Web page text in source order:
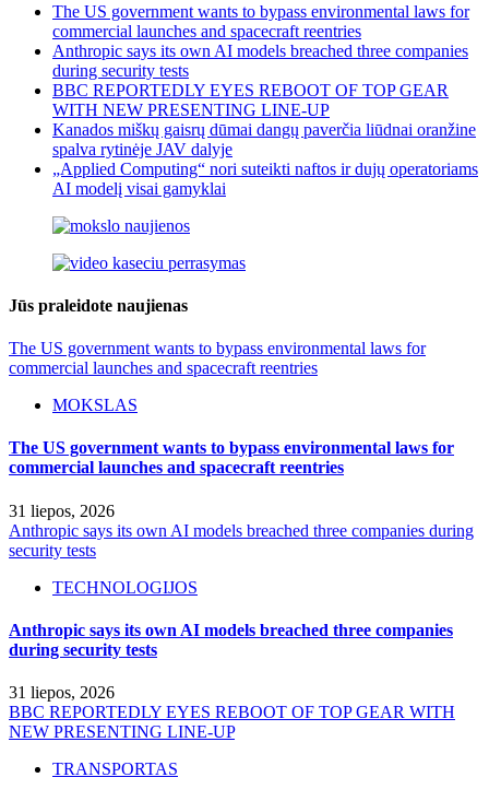
The US government wants to bypass environmental laws for
commercial launches and spacecraft reentries
Anthropic says its own AI models breached three companies
during security tests
BBC REPORTEDLY EYES REBOOT OF TOP GEAR
WITH NEW PRESENTING LINE-UP
Kanados miškų gaisrų dūmai dangų paverčia liūdnai oranžine
spalva rytinėje JAV dalyje
„Applied Computing“ nori suteikti naftos ir dujų operatoriams
AI modelį visai gamyklai
Jūs praleidote naujienas
The US government wants to bypass environmental laws for
commercial launches and spacecraft reentries
MOKSLAS
The US government wants to bypass environmental laws for
commercial launches and spacecraft reentries
31 liepos, 2026
Anthropic says its own AI models breached three companies during
security tests
TECHNOLOGIJOS
Anthropic says its own AI models breached three companies
during security tests
31 liepos, 2026
BBC REPORTEDLY EYES REBOOT OF TOP GEAR WITH
NEW PRESENTING LINE-UP
TRANSPORTAS